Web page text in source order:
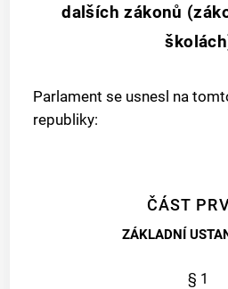
dalších zákonů
Parlament se usnesl na
republiky:
ČÁST
ZÁKLADNÍ
§ 1